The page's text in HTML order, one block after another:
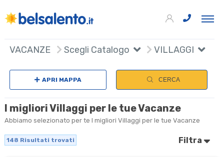
VACANZE Scegli Catalogo VILLAGGI
APRI MAPPA CERCA
I migliori Villaggi per le tue Vacanze
Abbiamo selezionato per te I migliori Villaggi per le tue Vacanze
148 Risultati trovati Filtra
+